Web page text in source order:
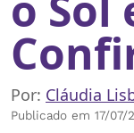
Por: Cláudia
Publicado em 17/07/